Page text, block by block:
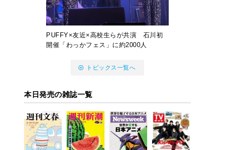
PUFFY×友近×高校生らが共演 石川初
開催「わっかフェス」に約2000人
トピックス一覧へ
本日発売の雑誌一覧